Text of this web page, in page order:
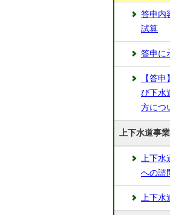
答申内
試算
答申に
【答
び下水
方につ
上下水道事
上下水
への諮
上下水